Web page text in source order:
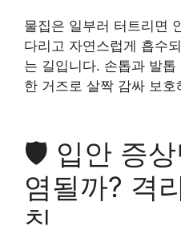
물집은 일부러 터트리면
다리고 자연스럽게 흡수
는 길입니다. 손톱과 발
한 거즈로 살짝 감싸 보호
🛡️ 입안 증상
염될까? 격